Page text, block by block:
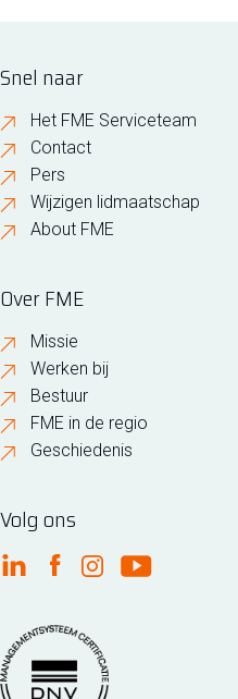
Snel naar
Het FME Serviceteam
Contact
Pers
Wijzigen lidmaatschap
About FME
Over FME
Missie
Werken bij
Bestuur
FME in de regio
Geschiedenis
Volg ons
FME Linkedin
FME Facebook
FME Instagram
FME Youtube